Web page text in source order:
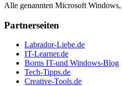
Alle genannten Microsoft
Partnerseiten
Labrador-Liebe.de
IT-Learner.de
Borns IT-und Windows-Blog
Tech-Tipps.de
Creative-Tools.de